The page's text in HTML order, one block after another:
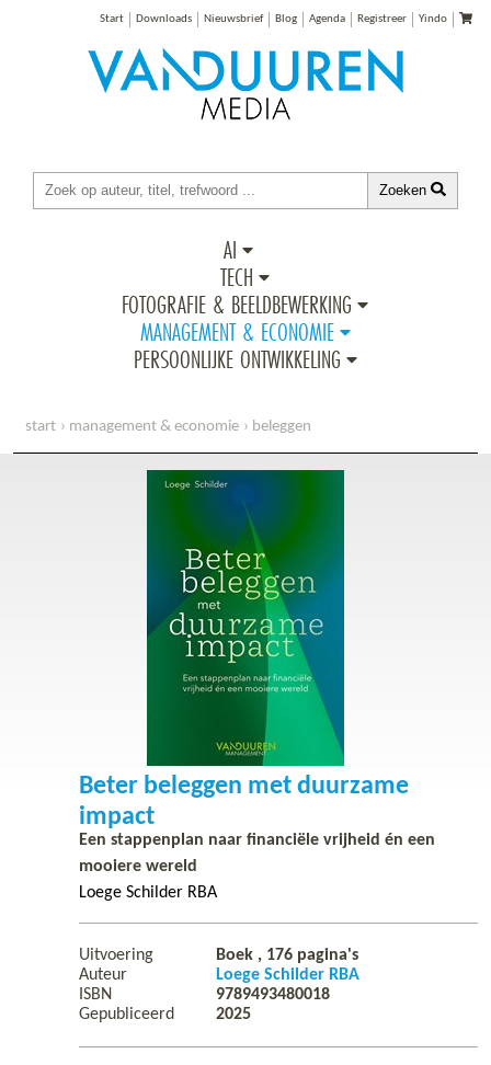
Start Downloads Nieuwsbrief Blog Agenda Registreer Yindo
Zoeken
AI
TECH
FOTOGRAFIE & BEELDBEWERKING
MANAGEMENT & ECONOMIE
PERSOONLIJKE ONTWIKKELING
start management & economie beleggen
beter beleggen met duurzame impact
Beter beleggen met duurzame
impact
Een stappenplan naar financiële vrijheid én een
mooiere wereld
Loege Schilder RBA
Uitvoering Boek , 176 pagina's
Auteur
Loege Schilder RBA
ISBN
9789493480018
Gepubliceerd
2025